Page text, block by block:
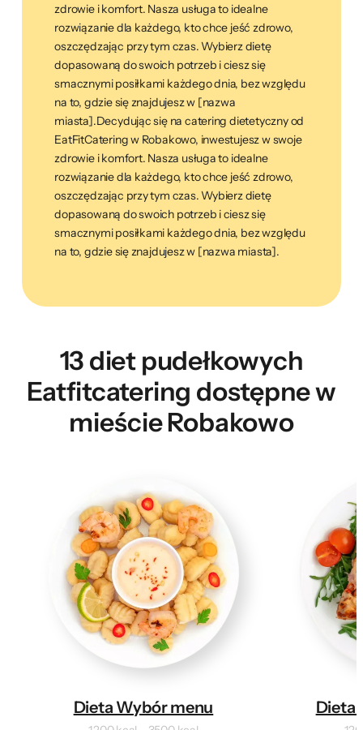
zdrowie i komfort. Nasza usługa to idealne
rozwiązanie dla każdego, kto chce jeść zdrowo,
oszczędzając przy tym czas. Wybierz dietę
dopasowaną do swoich potrzeb i ciesz się
smacznymi posiłkami każdego dnia, bez względu
na to, gdzie się znajdujesz w [nazwa
miasta].Decydując się na catering dietetyczny od
EatFitCatering w Robakowo, inwestujesz w swoje
zdrowie i komfort. Nasza usługa to idealne
rozwiązanie dla każdego, kto chce jeść zdrowo,
oszczędzając przy tym czas. Wybierz dietę
dopasowaną do swoich potrzeb i ciesz się
smacznymi posiłkami każdego dnia, bez względu
na to, gdzie się znajdujesz w [nazwa miasta].
13 diet pudełkowych
Eatfitcatering dostępne w
mieście Robakowo
Dieta Wybór menu Dieta